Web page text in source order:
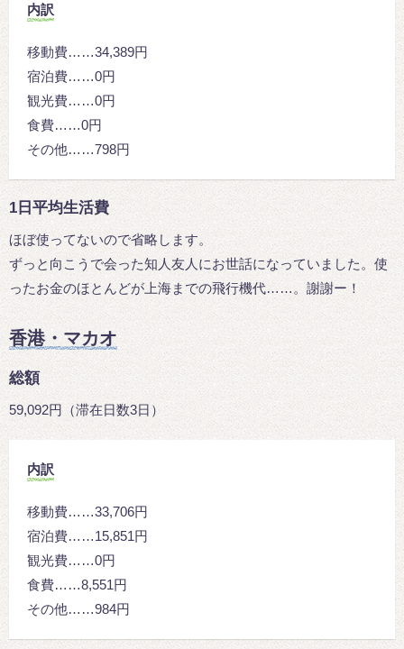
内訳
移動費……34,389円
宿泊費……0円
観光費……0円
食費……0円
その他……798円
1日平均生活費
ほぼ使ってないので省略します。
ずっと向こうで会った知人友人にお世話になっていました。使
ったお金のほとんどが上海までの飛行機代……。謝謝ー！
香港・マカオ
総額
59,092円（滞在日数3日）
内訳
移動費……33,706円
宿泊費……15,851円
観光費……0円
食費……8,551円
その他……984円